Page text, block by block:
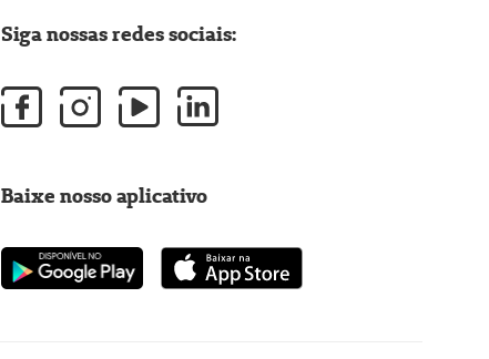
Siga nossas redes sociais:
Baixe nosso aplicativo